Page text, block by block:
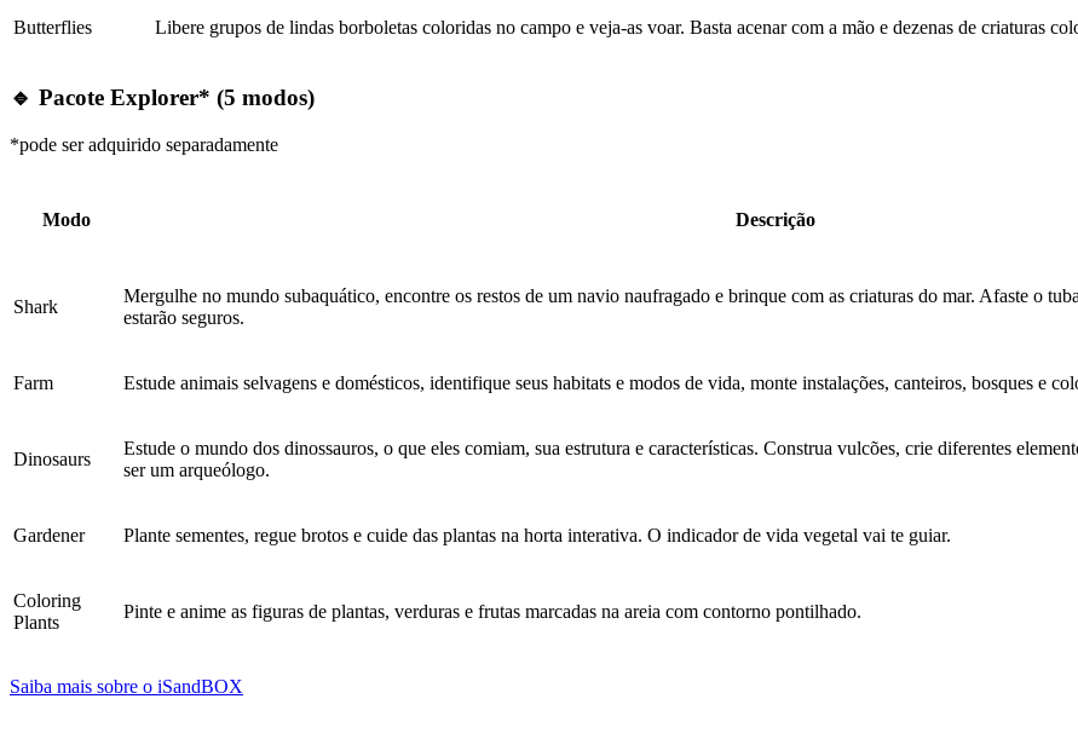
Butterflies Libere grupos de lindas borboletas coloridas no campo e veja-as voar. Basta acenar com a mão e dezenas de criaturas
🔹 Pacote Explorer* (5 modos)
*pode ser adquirido separadamente
Modo Descrição
Shark
Mergulhe no mundo subaquático, encontre os restos de um navio naufragado e brinque com as criaturas do mar. Afaste o
estarão seguros.
Farm Estude animais selvagens e domésticos, identifique seus habitats e modos de vida, monte instalações, canteiros, bosques e
Dinosaurs
Estude o mundo dos dinossauros, o que eles comiam, sua estrutura e características. Construa vulcões, crie diferentes
ser um arqueólogo.
Gardener Plante sementes, regue brotos e cuide das plantas na horta interativa. O indicador de vida vegetal vai te guiar.
Coloring
Plants
Pinte e anime as figuras de plantas, verduras e frutas marcadas na areia com contorno pontilhado.
Saiba mais sobre o iSandBOX